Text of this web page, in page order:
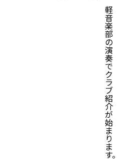
軽
音
楽
部
の
演
奏
で
ク
ラ
ブ
紹
介
が
始
ま
り
ま
す。